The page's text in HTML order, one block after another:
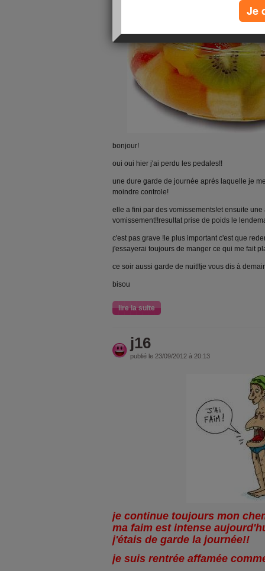
bonjour!
oui oui hier j'ai perdu les pedales!!
une dure garde de journée aprés laquelle je
moindre controle!
elle a fini par des vomissements!et ensuite
vomissement!!resultat prise de poids le
c'est pas grave !le plus important c'est que
j'essayerai toujours de manger ce qui me fait
ce soir aussi garde de nuit!!je vous dis à
bisou
lire la suite
j16
publié le 23/09/2012 à 20:13
je continue toujours mon
ma faim est intense
j'étais de garde la journée!!
je suis rentrée affamée
Je